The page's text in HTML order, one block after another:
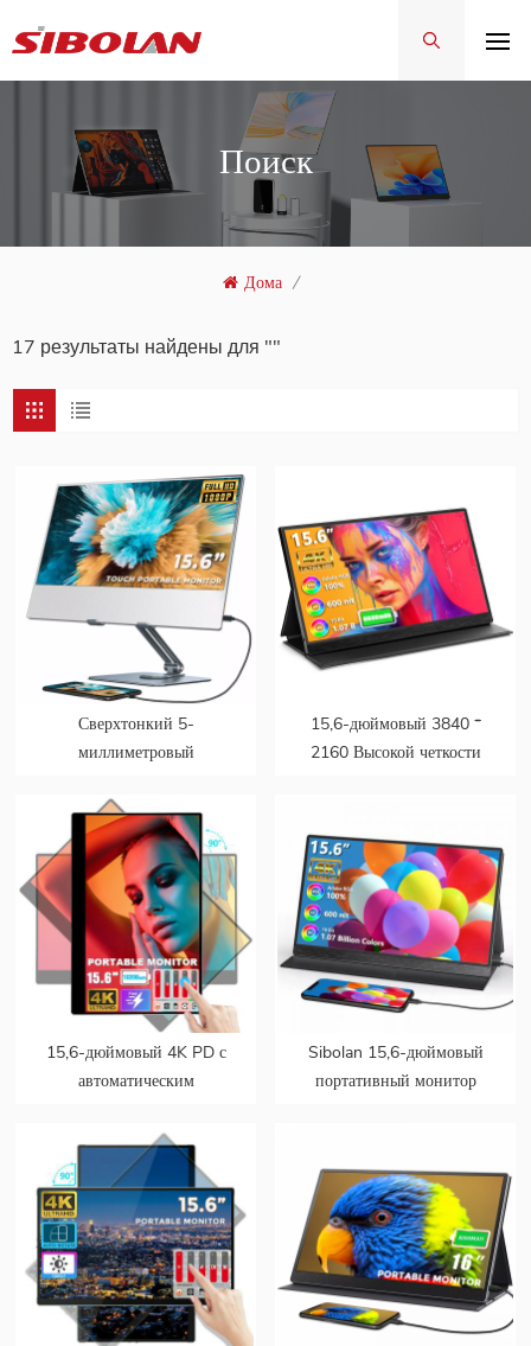
Поиск
Дома /
17 результаты найдены для ""
Сверхтонкий 5-
миллиметровый
для ПК, второй экран, 15,6
сенсорный портативный
монитор с динамиком для
ноутбука
15,6-дюймовый 3840 *
2160 Высокой четкости
монитор для ноутбука с
аккумулятором
15,6-дюймовый 4K PD с
автоматическим
1.07B 100% Цветовая
гамма DCI-P3 Аккумулятор
встроенный сенсорный
портативный монитор для
ноутбука
Sibolan 15,6-дюймовый
портативный монитор
гаммой 4K Портативный
экран монитора для ПК
PS5